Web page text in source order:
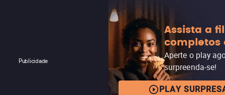
Publicidade
Assista a
completos
Aperte o play
surpreenda-se!
PLAY